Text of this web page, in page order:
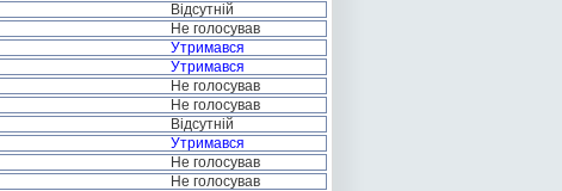
Відсутній
Не голосував
Утримався
Утримався
Не голосував
Не голосував
Відсутній
Утримався
Не голосував
Не голосував